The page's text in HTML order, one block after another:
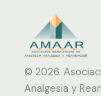
© 2026.
Analgesia y